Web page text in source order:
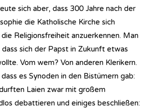
sich aber, dass 300 Jahre nach der
die Katholische Kirche sich
Religionsfreiheit anzuerkennen. Man
sich der Papst in Zukunft etwas
Vom wem? Von anderen Klerikern.
es Synoden in den Bistümern gab:
Laien zwar mit großem
debattieren und einiges beschließen: